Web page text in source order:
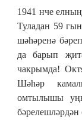
1941 нче
Туладан 59
шәһәренә
да барып
чакрымда!
Шәһәр
омтылышы